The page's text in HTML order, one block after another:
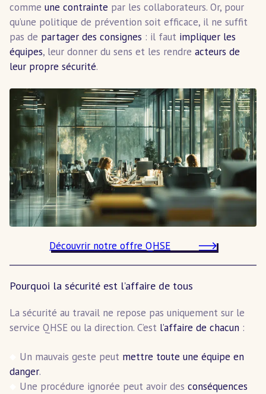
comme une contrainte par les collaborateurs. Or, pour
qu’une politique de prévention soit efficace, il ne suffit
pas de partager des consignes : il faut impliquer les
équipes, leur donner du sens et les rendre acteurs de
leur propre sécurité.
Découvrir notre offre QHSE
Pourquoi la sécurité est l’affaire de tous
La sécurité au travail ne repose pas uniquement sur le
service QHSE ou la direction. C’est l’affaire de chacun :
Un mauvais geste peut mettre toute une équipe en
danger.
Une procédure ignorée peut avoir desconséquences